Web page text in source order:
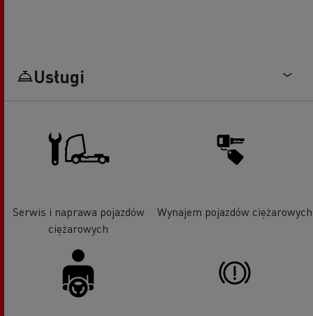
Usługi
Serwis i naprawa pojazdów
ciężarowych
Wynajem pojazdów ciężarowych